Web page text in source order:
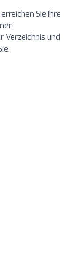
Sie Ihre
Verzeichnis und